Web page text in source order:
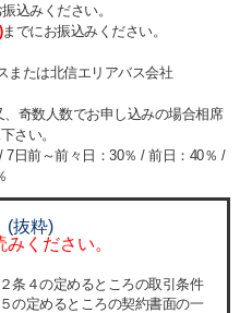
込みください。
までにお振込みください。
または北信エリアバス会社
奇数人数でお申し込みの場合相席
さい。
日前～前々日：30％ / 前日：40％ /
(抜粋)
ください。
条４の定めるところの取引条件
の定めるところの契約書面の一